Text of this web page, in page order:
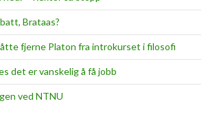
Brataas?
fjerne Platon fra introkurset i filosofi
det er vanskelig å få jobb
ved NTNU